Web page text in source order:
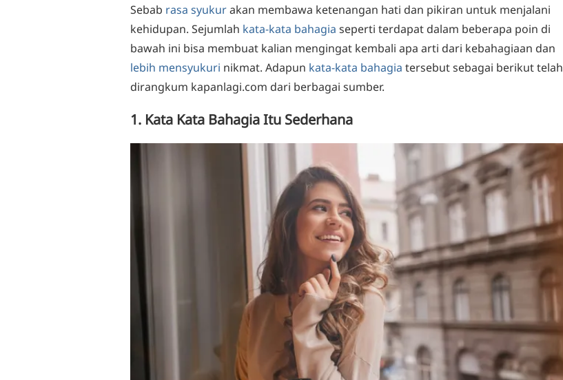
Sebab rasa syukurakan membawa ketenangan hati dan pikiran untuk menjalani
kehidupan. Sejumlah kata-kata bahagia seperti terdapat dalam beberapa poin di
bawah ini bisa membuat kalian mengingat kembali apa arti dari kebahagiaan dan
lebih mensyukuri nikmat. Adapun kata-kata bahagia tersebut sebagai berikut telah
dirangkum kapanlagi.com dari berbagai sumber.
1. Kata Kata Bahagia Itu Sederhana